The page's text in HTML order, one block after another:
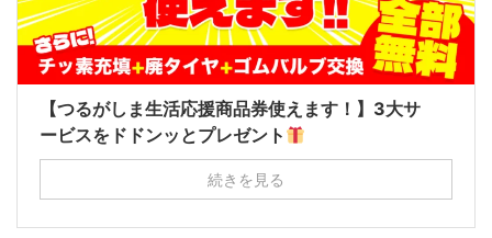
【つるがしま生活応援商品券使えます！】3大サ
ービスをドドンッとプレゼント
続きを見る